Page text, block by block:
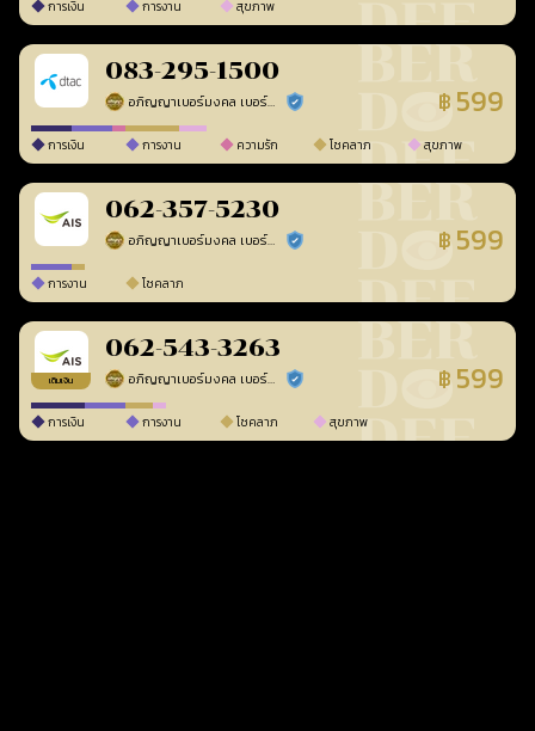
การเงิน การงาน สุขภาพ
083-295-1500
อภิญญาเบอร์มงคล เบอร์สวยเลขศาสตร์ ร้านยืนยันแล้ว ฿ 599
การเงิน การงาน ความรัก โชคลาภ สุขภาพ
062-357-5230
อภิญญาเบอร์มงคล เบอร์สวยเลขศาสตร์ ร้านยืนยันแล้ว ฿ 599
การงาน โชคลาภ
เติมเงิน
062-543-3263
อภิญญาเบอร์มงคล เบอร์สวยเลขศาสตร์ ร้านยืนยันแล้ว ฿ 599
การเงิน การงาน โชคลาภ สุขภาพ